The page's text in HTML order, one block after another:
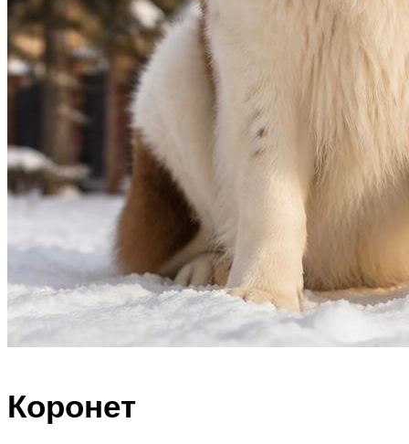
Коронет